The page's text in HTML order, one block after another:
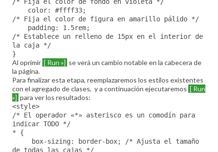
/* Fija el color de fondo en violeta */
color: #ffff33;
/* Fija el color de figura en amarillo pálido */
padding: 1.5rem;
/* Establece un relleno de 15px en el interior de
la caja */
}
Al oprimir [ Run »] se verá un cambio notable en la cabecera de
la página.
Para finalizar esta etapa, reemplazaremos los estilos existentes
con el agregado de clases, y a continuación ejecutaremos [ Run
»] para ver los resultados:
<style>
/* El operador «*» asterisco es un comodín para
indicar TODO */
* {
box-sizing: border-box; /* Ajusta el tamaño
de todas las cajas */